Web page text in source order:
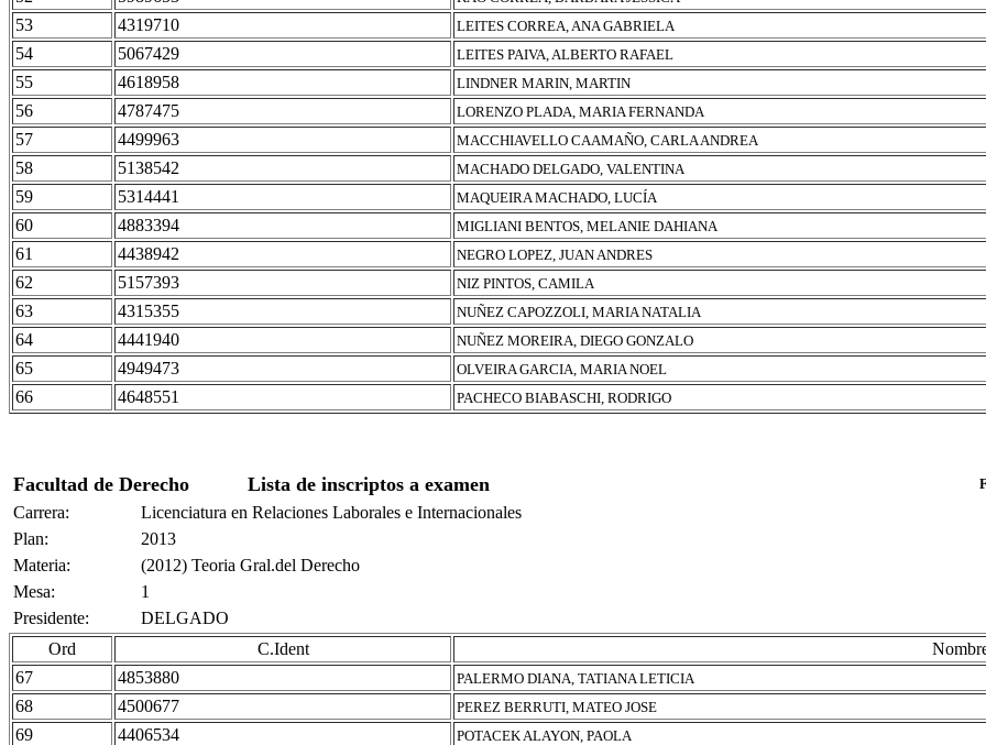
53 4319710 LEITES CORREA, ANA GABRIELA
54 5067429 LEITES PAIVA, ALBERTO RAFAEL
55 4618958 LINDNER MARIN, MARTIN
56 4787475 LORENZO PLADA, MARIA FERNANDA
57 4499963 MACCHIAVELLO CAAMAÑO, CARLA ANDREA
58 5138542 MACHADO DELGADO, VALENTINA
59 5314441 MAQUEIRA MACHADO, LUCÍA
60 4883394 MIGLIANI BENTOS, MELANIE DAHIANA
61 4438942 NEGRO LOPEZ, JUAN ANDRES
62 5157393 NIZ PINTOS, CAMILA
63 4315355 NUÑEZ CAPOZZOLI, MARIA NATALIA
64 4441940 NUÑEZ MOREIRA, DIEGO GONZALO
65 4949473 OLVEIRA GARCIA, MARIA NOEL
66 4648551 PACHECO BIABASCHI, RODRIGO
Facultad de Derecho Lista de inscriptos a examen
Carrera:
Licenciatura en Relaciones Laborales e Internacionales
Plan:
2013
Materia:
(2012) Teoria Gral.del Derecho
Mesa:
1
Presidente:
DELGADO
Ord
C.Ident
67
4853880 PALERMO DIANA, TATIANA LETICIA
68 4500677 PEREZ BERRUTI, MATEO JOSE
69 4406534 POTACEK ALAYON, PAOLA